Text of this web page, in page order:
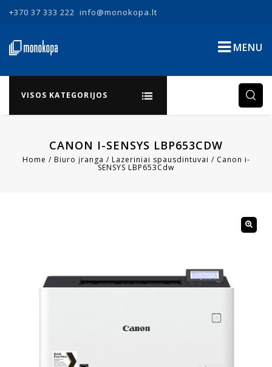
+370 37 333 222 info@monokopa.lt
MENU
VISOS KATEGORIJOS
CANON I-SENSYS LBP653CDW
Home / Biuro įranga / Lazeriniai spausdintuvai / Canon i-
SENSYS LBP653Cdw